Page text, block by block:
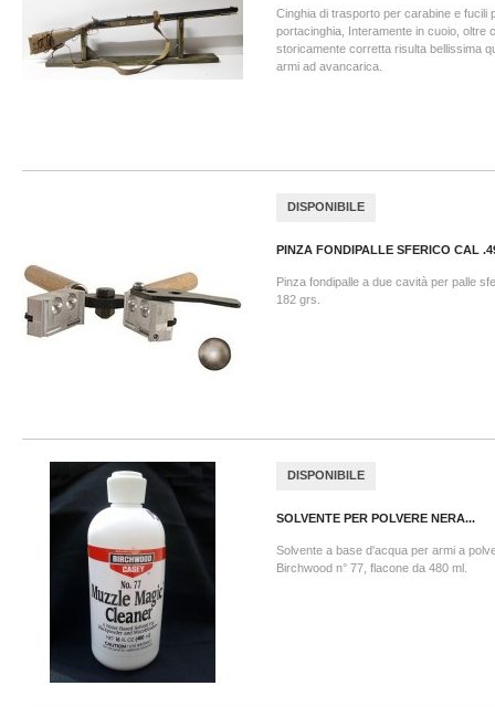
Cinghia di trasporto per carabine e fucili
portacinghia, Interamente in cuoio, oltre
storicamente corretta risulta bellissima
armi ad avancarica.
DISPONIBILE
PINZA FONDIPALLE SFERICO CAL
Pinza fondipalle a due cavità per palle
182 grs.
DISPONIBILE
SOLVENTE PER POLVERE NERA...
Solvente a base d'acqua per armi a
Birchwood n° 77, flacone da 480 ml.